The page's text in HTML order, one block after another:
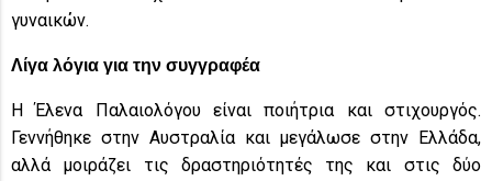
γυναικών.
Λίγα λόγια για την συγγραφέα
Η Έλενα Παλαιολόγου είναι ποιήτρια και στιχουργός.
Γεννήθηκε στην Αυστραλία και μεγάλωσε στην Ελλάδα,
αλλά μοιράζει τις δραστηριότητές της και στις δύο